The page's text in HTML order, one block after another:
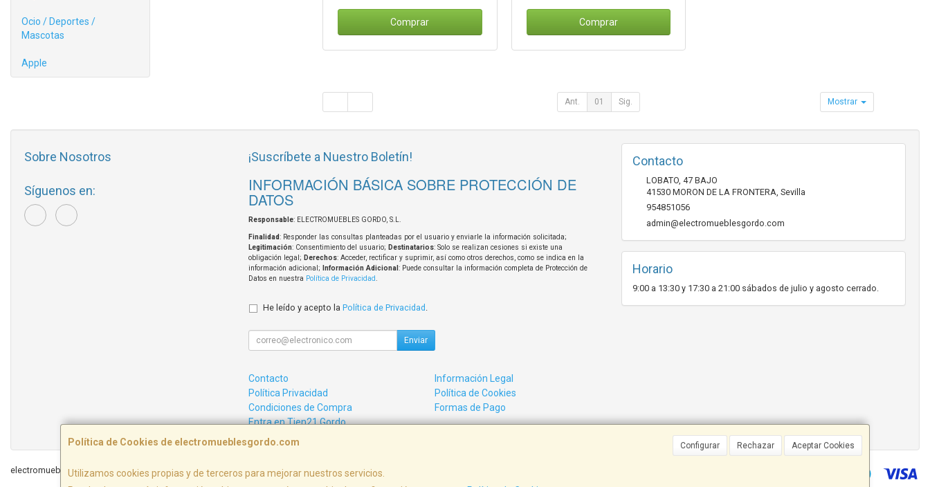
Ocio / Deportes /
Mascotas
Apple
Comprar Comprar
Ant. 01 Sig. Mostrar
Política de Cookies de electromueblesgordo.com Configurar Rechazar Aceptar Cookies
Utilizamos cookies propias y de terceros para mejorar nuestros servicios.
Sobre Nosotros
Síguenos en:
¡Suscríbete a Nuestro Boletín!
INFORMACIÓN BÁSICA SOBRE PROTECCIÓN DE
DATOS
Responsable: ELECTROMUEBLES GORDO, S.L.
Finalidad: Responder las consultas planteadas por el usuario y enviarle la información solicitada;
Legitimación: Consentimiento del usuario; Destinatarios: Solo se realizan cesiones si existe una
obligación legal; Derechos: Acceder, rectificar y suprimir, así como otros derechos, como se indica en la
información adicional;
Información Adicional : Puede consultar la información completa de Protección de
Datos en nuestra Política de Privacidad
He leído y acepto la Política de Privacidad .
Enviar
Contacto
Información Legal
Política Privacidad
Política de Cookies
Condiciones de Compra
Formas de Pago
Entra en Tien21 Gordo
Contacto
LOBATO, 47 BAJO
41530 MORON DE LA FRONTERA, Sevilla
954851056
admin@electromueblesgordo.com
Horario
9:00 a 13:30 y 17:30 a 21:00 sábados de julio y agosto cerrado.
electromueblesgordo.com © 2026